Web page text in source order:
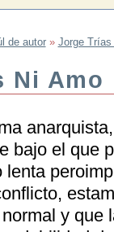
de autor» Jorge Trías
Ni Amo
bajo el que
lenta
y que